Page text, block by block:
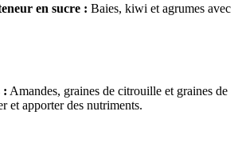
en sucre : Baies, kiwi et agrumes avec
: Amandes, graines de citrouille et graines de
et apporter des nutriments.